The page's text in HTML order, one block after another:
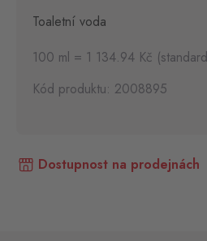
Toaletní voda
100 ml = 1 134.94 Kč
Kód produktu: 2008895
Dostupnost na prodejnách